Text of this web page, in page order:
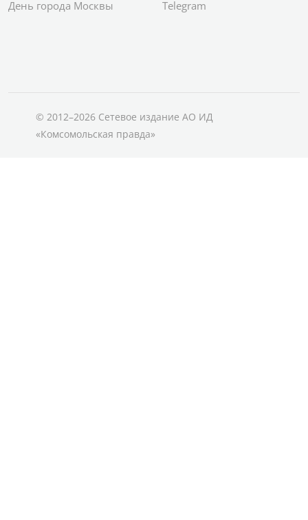
День города Москвы
Telegram
© 2012–2026 Сетевое издание АО ИД
«Комсомольская правда»